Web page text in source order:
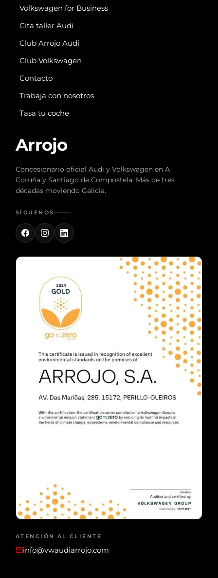
Volkswagen for Business
Cita taller Audi
Club Arrojo Audi
Club Volkswagen
Contacto
Trabaja con nosotros
Tasa tu coche
Arrojo
Concesionario oficial Audi y Volkswagen en A
Coruña y Santiago de Compostela. Más de tres
décadas moviendo Galicia.
SÍGUENOS
ATENCIÓN AL CLIENTE
info@vwaudiarrojo.com